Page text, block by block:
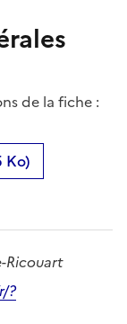
de la fiche :
Ko)
Ricouart
?